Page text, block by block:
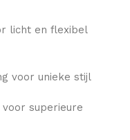
licht en flexibel
voor unieke stijl
voor superieure